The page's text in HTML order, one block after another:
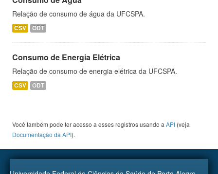
Relação de consumo de água da UFCSPA.
CSV ODT
Consumo de Energia Elétrica
Relação de consumo de energia elétrica da UFCSPA.
CSV ODT
Você também pode ter acesso a esses registros usando a API (veja
Documentação da API).